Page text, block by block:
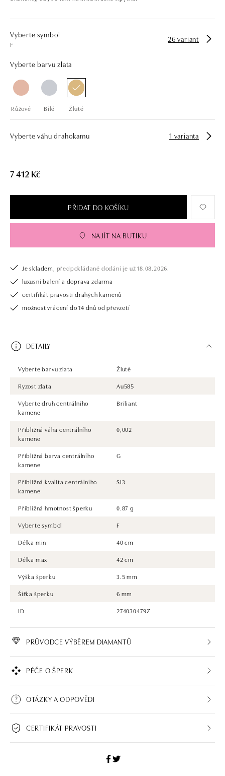
Vyberte symbol
F
26 variant
Vyberte barvu zlata
Růžové Bílé Žluté
Vyberte váhu drahokamu 1 varianta
7 412 Kč
PŘIDAT DO KOŠÍKU
NAJÍT NA BUTIKU
Je skladem, předpokládané dodání je už 18.08.2026.
luxusní balení a doprava zdarma
certifikát pravosti drahých kamenů
možnost vrácení do 14 dnů od převzetí
DETAILY
Vyberte barvu zlata
Žluté
Ryzost zlata
Au585
Vyberte druh centrálního
kamene
Briliant
Přibližná váha centrálního
kamene
0,002
Přibližná barva centrálního
kamene
G
Přibližná kvalita centrálního
kamene
SI3
Přibližná hmotnost šperku
0.87 g
Vyberte symbol
F
Délka min
40 cm
Délka max
42 cm
Výška šperku
3.5 mm
Šířka šperku
6 mm
ID
274030479Z
PRŮVODCE VÝBĚREM DIAMANTŮ
PÉČE O ŠPERK
OTÁZKY A ODPOVĚDI
CERTIFIKÁT PRAVOSTI